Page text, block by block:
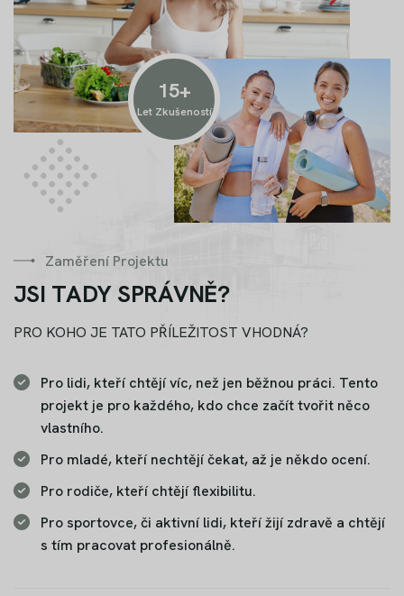
15+
Let Zkušeností
Zaměření Projektu
JSI TADY SPRÁVNĚ?
PRO KOHO JE TATO PŘÍLEŽITOST VHODNÁ?
Pro lidi, kteří chtějí víc, než jen běžnou práci. Tento
projekt je pro každého, kdo chce začít tvořit něco
vlastního.
Pro mladé, kteří nechtějí čekat, až je někdo ocení.
Pro rodiče, kteří chtějí flexibilitu.
Pro sportovce, či aktivní lidi, kteří žijí zdravě a chtějí
s tím pracovat profesionálně.